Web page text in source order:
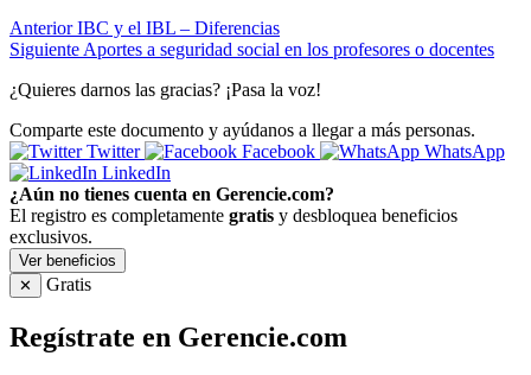
Anterior IBC y el IBL – Diferencias
Siguiente Aportes a seguridad social en los profesores o docentes
¿Quieres darnos las gracias? ¡Pasa la voz!
Comparte este documento y ayúdanos a llegar a más personas.
Twitter
Facebook
WhatsApp
LinkedIn
¿Aún no tienes cuenta en Gerencie.com?
El registro es completamente gratis y desbloquea beneficios
exclusivos.
Ver beneficios
✕
Gratis
Regístrate en Gerencie.com